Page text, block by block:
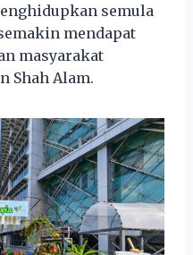
semula
mendapat
masyarakat
Shah Alam.